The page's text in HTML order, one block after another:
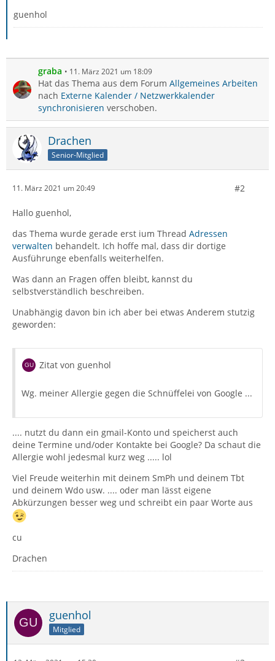
guenhol
graba 11. März 2021 um 18:09
Hat das Thema aus dem Forum Allgemeines Arbeiten
nach Externe Kalender / Netzwerkkalender
synchronisieren verschoben.
Drachen
Senior-Mitglied
11. März 2021 um 20:49 #2
Hallo guenhol,
das Thema wurde gerade erst ium Thread Adressen
verwalten behandelt. Ich hoffe mal, dass dir dortige
Ausführunge ebenfalls weiterhelfen.
Was dann an Fragen offen bleibt, kannst du
selbstverständlich beschreiben.
Unabhängig davon bin ich aber bei etwas Anderem stutzig
geworden:
Zitat von guenhol
Wg. meiner Allergie gegen die Schnüffelei von Google ...
.... nutzt du dann ein gmail-Konto und speicherst auch
deine Termine und/oder Kontakte bei Google? Da schaut die
Allergie wohl jedesmal kurz weg ..... lol
Viel Freude weiterhin mit deinem SmPh und deinem Tbt
und deinem Wdo usw. .... oder man lässt eigene
Abkürzungen besser weg und schreibt ein paar Worte aus
cu
Drachen
guenhol
Mitglied